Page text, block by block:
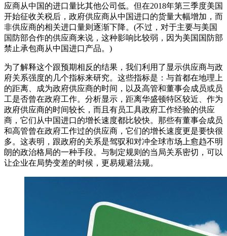
应商从中国的进口量比其他公司低。但在2018年第三季度美国
开始征收关税后，政府供应商从中国进口的货量大幅增加，而
非供应商的相关进口量则逐渐下降。(不过，对于主要与美国
国防部合作的供应商来说，这种影响比较弱，因为美国国防部
禁止承包商从中国进口产品。)
为了解释这个跟预期相反的结果，我们利用了显示供应商与政
府关系强度的几个指标来研究。这些指标是：与首都在地理上
的距离、成为政府供应商的时间，以及高管和董事会成员或员
工是否曾在政府工作。分析显示，距离华盛顿特区较近、作为
政府供应商的时间较长，而且有员工具政府工作经验的供应
商，它们从中国进口的增长速度都比较快。那些有董事会成员
和高管曾在政府工作过的供应商，它们的增长速度更是要快很
多。这表明，跟政府的关系是驾驭和对冲全球市场上愈趋不明
朗的政治格局的一种手段。与制定规则的当局关系密切，可以
让企业在局势变差的时候，更易规避法规。